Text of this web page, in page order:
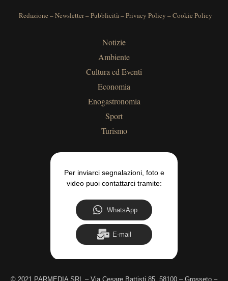
Redazione –Newsletter–Pubblicità –Privacy Policy –Cookie Policy
Notizie
Ambiente
Cultura ed Eventi
Economia
Enogastronomia
Sport
Turismo
Per inviarci segnalazioni, foto e
video puoi contattarci tramite:
WhatsApp
E-mail
© 2021 PARMEDIA SRL – Via Cesare Battisti 85, 58100 – Grosseto –